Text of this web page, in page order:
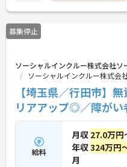
募集停止
ソーシャルインクルー株式会社
ソーシャルインクルー株式会
【埼玉県／行田市】
リアアップ◎／障がい
給料
月収 27.0万円
年収324万円
月